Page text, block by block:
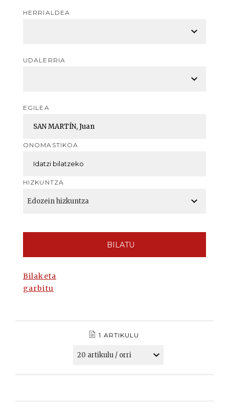
HERRIALDEA
UDALERRIA
EGILEA
ONOMASTIKOA
HIZKUNTZA
BILATU
Bilaketa
garbitu
1 ARTIKULU